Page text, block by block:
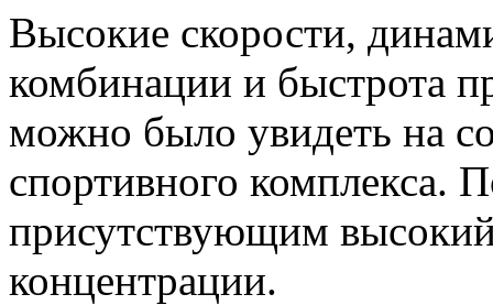
Высокие скорости,
комбинации и быстрота
можно было увидеть на
спортивного комплекса.
присутствующим
концентрации.